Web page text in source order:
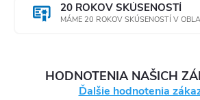
20 ROKOV SKÚSENOSTÍ
MÁME 20 ROKOV SKÚSENOSTÍ V
HODNOTENIA NAŠICH
Ďalšie hodnotenia